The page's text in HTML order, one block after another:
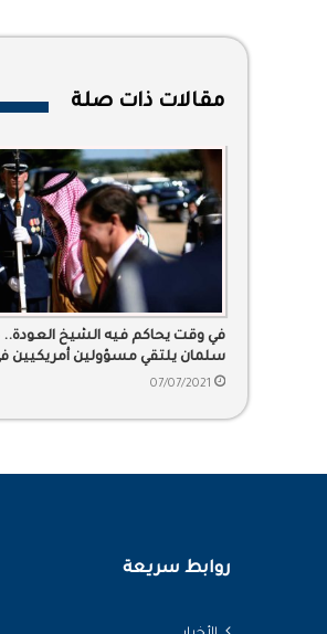
مقالات ذات صلة
في وقت يحاكم فيه الشيخ العودة..
سلمان يلتقي مسؤولين أمريكيين
واشنطن
07/07/2021
روابط سريعة